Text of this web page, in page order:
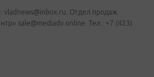
vladnews@inbox.ru. Отдел продаж
sale@mediadv.online. Тел.: +7 (423)